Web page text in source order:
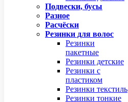
Подвески, бусы
Разное
Расчёски
Резинки для волос
Резинки
пакетные
Резинки детские
Резинки с
пластиком
Резинки текстиль
Резинки тонкие